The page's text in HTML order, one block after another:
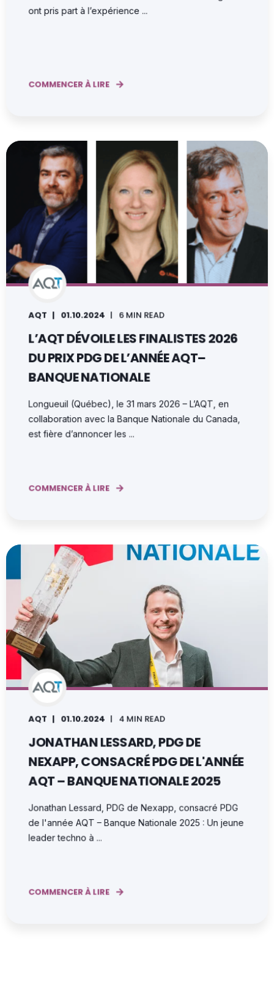
ont pris part à l’expérience ...
COMMENCER À LIRE
AQT 01.10.2024 6 MIN READ
L’AQT DÉVOILE LES FINALISTES 2026
DU PRIX PDG DE L’ANNÉE AQT–
BANQUE NATIONALE
Longueuil (Québec), le 31 mars 2026 – L’AQT, en
collaboration avec la Banque Nationale du Canada,
est fière d’annoncer les ...
COMMENCER À LIRE
AQT 01.10.2024 4 MIN READ
JONATHAN LESSARD, PDG DE
NEXAPP, CONSACRÉ PDG DE L'ANNÉE
AQT – BANQUE NATIONALE 2025
Jonathan Lessard, PDG de Nexapp, consacré PDG
de l'année AQT – Banque Nationale 2025 : Un jeune
leader techno à ...
COMMENCER À LIRE